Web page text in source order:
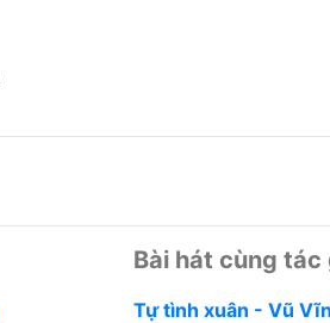
Bài hát cùng tác
Tự tình xuân - Vũ